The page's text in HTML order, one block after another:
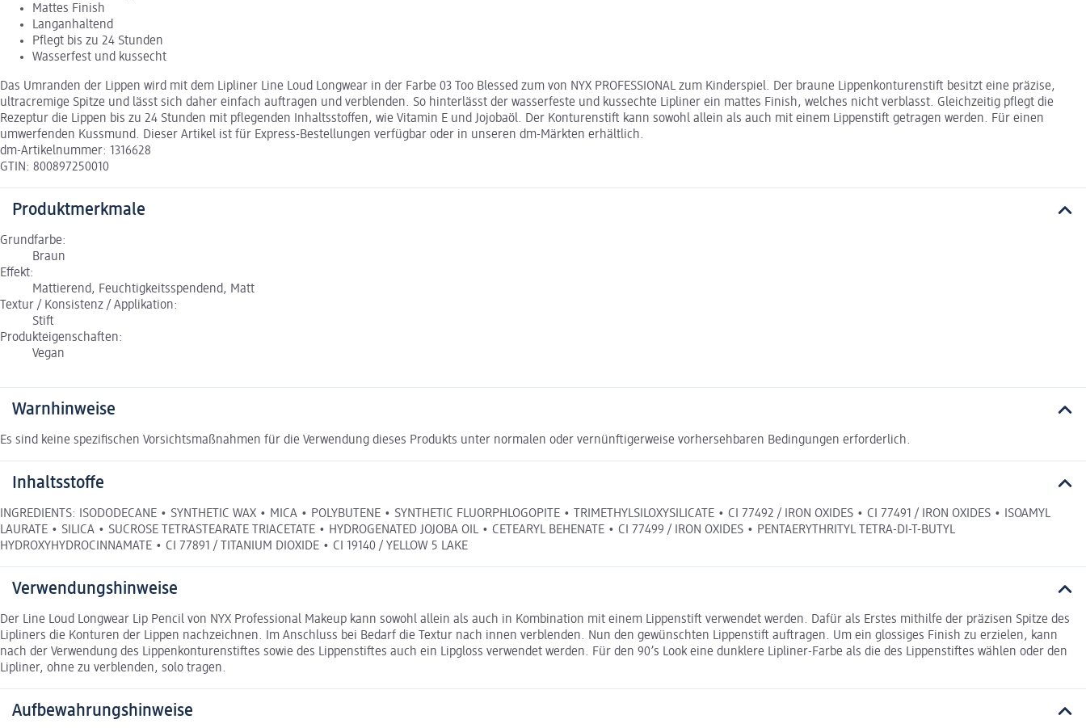
Mattes Finish
Langanhaltend
Pflegt bis zu 24 Stunden
Wasserfest und kussecht
Das Umranden der Lippen wird mit dem Lipliner Line Loud Longwear in der Farbe 03 Too Blessed zum von NYX PROFESSIONAL zum Kinderspiel. Der braune Lippenkonturenstift besitzt eine präzise,
ultracremige Spitze und lässt sich daher einfach auftragen und verblenden. So hinterlässt der wasserfeste und kussechte Lipliner ein mattes Finish, welches nicht verblasst. Gleichzeitig pflegt die
Rezeptur die Lippen bis zu 24 Stunden mit pflegenden Inhaltsstoffen, wie Vitamin E und Jojobaöl. Der Konturenstift kann sowohl allein als auch mit einem Lippenstift getragen werden. Für einen
umwerfenden Kussmund. Dieser Artikel ist für Express-Bestellungen verfügbar oder in unseren dm-Märkten erhältlich.
dm-Artikelnummer: 1316628
GTIN: 800897250010
Produktmerkmale
Grundfarbe:
Braun
Effekt:
Mattierend, Feuchtigkeitsspendend, Matt
Textur / Konsistenz / Applikation:
Stift
Produkteigenschaften:
Vegan
Warnhinweise
Es sind keine spezifischen Vorsichtsmaßnahmen für die Verwendung dieses Produkts unter normalen oder vernünftigerweise vorhersehbaren Bedingungen erforderlich.
Inhaltsstoffe
INGREDIENTS: ISODODECANE • SYNTHETIC WAX • MICA • POLYBUTENE • SYNTHETIC FLUORPHLOGOPITE • TRIMETHYLSILOXYSILICATE • CI 77492 / IRON OXIDES • CI 77491 / IRON OXIDES • ISOAMYL
LAURATE • SILICA • SUCROSE TETRASTEARATE TRIACETATE • HYDROGENATED JOJOBA OIL • CETEARYL BEHENATE • CI 77499 / IRON OXIDES • PENTAERYTHRITYL TETRA-DI-T-BUTYL
HYDROXYHYDROCINNAMATE • CI 77891 / TITANIUM DIOXIDE • CI 19140 / YELLOW 5 LAKE
Verwendungshinweise
Der Line Loud Longwear Lip Pencil von NYX Professional Makeup kann sowohl allein als auch in Kombination mit einem Lippenstift verwendet werden. Dafür als Erstes mithilfe der präzisen Spitze des
Lipliners die Konturen der Lippen nachzeichnen. Im Anschluss bei Bedarf die Textur nach innen verblenden. Nun den gewünschten Lippenstift auftragen. Um ein glossiges Finish zu erzielen, kann
nach der Verwendung des Lippenkonturenstiftes sowie des Lippenstiftes auch ein Lipgloss verwendet werden. Für den 90’s Look eine dunklere Lipliner-Farbe als die des Lippenstiftes wählen oder den
Lipliner, ohne zu verblenden, solo tragen.
Aufbewahrungshinweise